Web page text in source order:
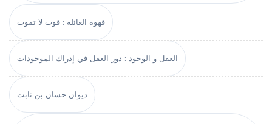
قهوة العائلة : قوت لا تموت
العقل و الوجود : دور العقل في إدراك الموجودات
ديوان حسان بن ثابت